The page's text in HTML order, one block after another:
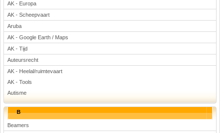
(Advertenties)
AK - Europa
AK - Scheepvaart
Aruba
AK - Google Earth / Maps
AK - Tijd
Auteursrecht
AK - Heelal/ruimtevaart
AK - Tools
Autisme
B
Beamers